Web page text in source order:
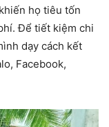
họ tiêu tốn
Để tiết kiệm chi
dạy cách kết
Facebook,